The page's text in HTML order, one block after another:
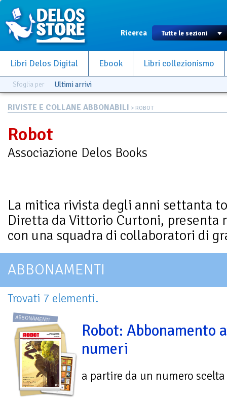
Ricerca
Libri Delos Digital Ebook Libri collezionismo
Sfoglia per Ultimi arrivi
RIVISTE E COLLANE ABBONABILI > ROBOT
Robot
Associazione Delos Books
La mitica rivista degli anni settanta
Diretta da Vittorio Curtoni, presenta
con una squadra di collaboratori di
ABBONAMENTI
Trovati 7 elementi.
ABBONAMENTI
Robot: Abbonamento
numeri
a partire da un numero scelta